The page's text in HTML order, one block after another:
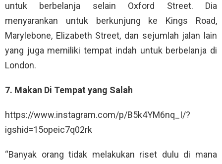
untuk berbelanja selain Oxford Street. Dia
menyarankan untuk berkunjung ke Kings Road,
Marylebone, Elizabeth Street, dan sejumlah jalan lain
yang juga memiliki tempat indah untuk berbelanja di
London.
7. Makan Di Tempat yang Salah
https://www.instagram.com/p/B5k4YM6nq_I/?
igshid=15opeic7q02rk
“Banyak orang tidak melakukan riset dulu di mana